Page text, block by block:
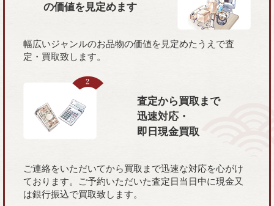
の価値を 見定めます
幅広いジャンルのお品物の価値を見定めたうえで査
定・買取致します。
査定から買取まで
迅速対応・
即日現金買取
ご連絡をいただいてから買取まで迅速な対応を心がけ
ております。ご予約いただいた査定日当日中に現金又
は銀行振込で買取致します。